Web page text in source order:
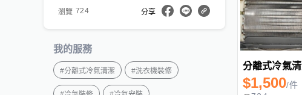
瀏覽 724 分享
我的服務
#分離式冷氣清潔 #洗衣機裝修
分離式冷氣
$1,500/件